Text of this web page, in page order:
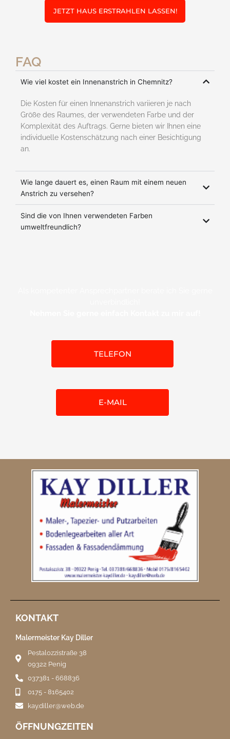
JETZT HAUS ERSTRAHLEN LASSEN!
FAQ
Wie viel kostet ein Innenanstrich in Chemnitz?
Die Kosten für einen Innenanstrich variieren je nach
Größe des Raumes, der verwendeten Farbe und der
Komplexität des Auftrags. Gerne bieten wir Ihnen eine
individuelle Kostenschätzung nach einer Besichtigung
an.
Wie lange dauert es, einen Raum mit einem neuen
Anstrich zu versehen?
Sind die von Ihnen verwendeten Farben
umweltfreundlich?
TELEFON
E-MAIL
KONTAKT
Malermeister Kay Diller
Pestalozzistraße 38
09322 Penig
037381 - 668836
0175 - 8165402
kay.diller@web.de
ÖFFNUNGZEITEN